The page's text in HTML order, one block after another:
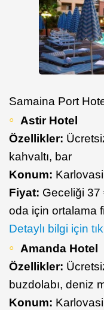
Samaina Port
Astir Hotel
Özellikler:
kahvaltı, bar
Konum: Karlovasi
Fiyat: Geceliği 37
oda için ortalama
Detaylı bilgi için
Amanda Hotel
Özellikler:
buzdolabı, deniz
Konum: Karlovasi